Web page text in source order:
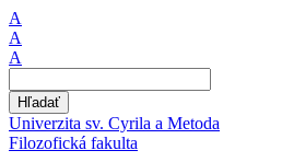
A
A
A
Hľadať
Univerzita sv. Cyrila a Metoda
Filozofická fakulta